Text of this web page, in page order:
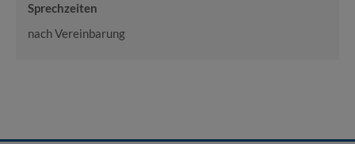
Sprechzeiten
nach Vereinbarung